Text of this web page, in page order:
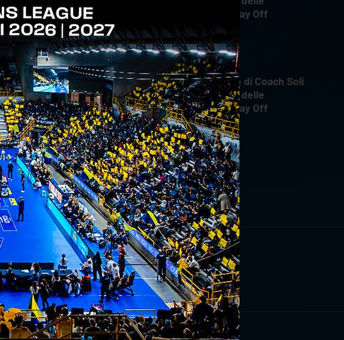
Semifinali Play Off
INTERVIEWS
18 aprile 2026
Il commento di Coach Soli
dopo Gara 4 delle
Semifinali Play Off
ISCRIVITI ORA